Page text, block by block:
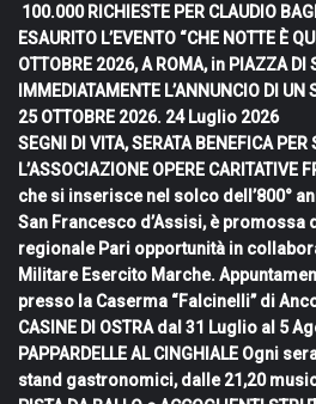
100.000 RICHIESTE PER CLAUDIO
ESAURITO L’EVENTO “CHE NOTTE È
OTTOBRE 2026, A ROMA, in PIAZZA DI
IMMEDIATAMENTE L’ANNUNCIO DI UN
25 OTTOBRE 2026. 24 Luglio 2026
SEGNI DI VITA, SERATA BENEFICA PER
L’ASSOCIAZIONE OPERE CARITATIVE
che si inserisce nel solco dell’800°
San Francesco d’Assisi, è promossa
regionale Pari opportunità in
Militare Esercito Marche.
presso la Caserma “Falcinelli” di
CASINE DI OSTRA dal 31 Luglio al 5
PAPPARDELLE AL CINGHIALE Ogni
stand gastronomici, dalle 21,20